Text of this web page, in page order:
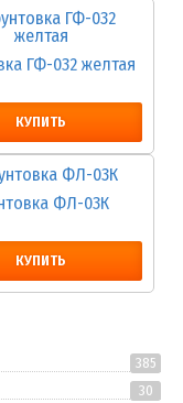
ГФ-032 желтая
КУПИТЬ
ФЛ-03К
КУПИТЬ
385
30